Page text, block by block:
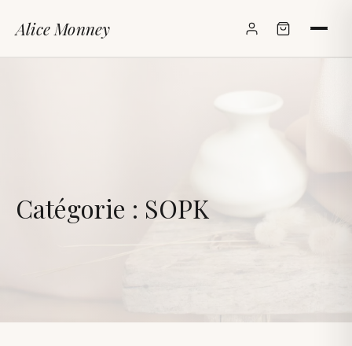
Alice Monney
Catégorie : SOPK